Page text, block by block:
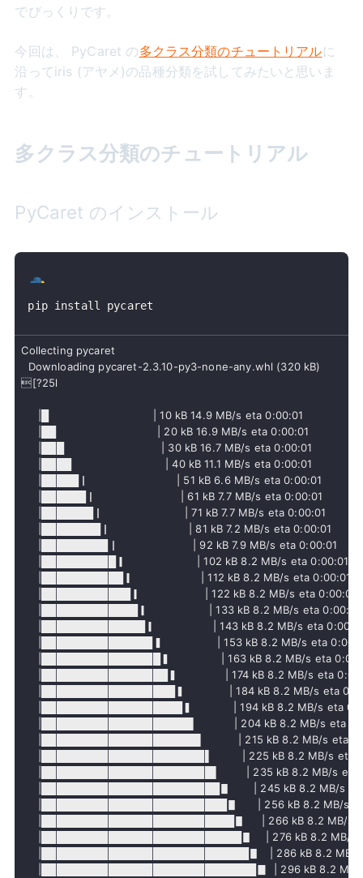
でびっくりです。
今回は、 PyCaret の多クラス分類のチュートリアルに
沿ってiris (アヤメ)の品種分類を試してみたいと思いま
す。
多クラス分類のチュートリアル
PyCaret のインストール
pip install pycaret
  Downloading pycaret-2.3.10-py3-none-any.whl (320 kB)
[?25l
     |█                               | 10 kB 14.9 MB/s eta 0:00:01
     |██                              | 20 kB 16.9 MB/s eta 0:00:01
     |███                             | 30 kB 16.7 MB/s eta 0:00:01
     |████                            | 40 kB 11.1 MB/s eta 0:00:01
     |█████▏                          | 51 kB 6.6 MB/s eta 0:00:01
     |██████▏                         | 61 kB 7.7 MB/s eta 0:00:01
     |███████▏                        | 71 kB 7.7 MB/s eta 0:00:01
     |████████▏                       | 81 kB 7.2 MB/s eta 0:00:01
     |█████████▏                      | 92 kB 7.9 MB/s eta 0:00:01
     |██████████▎                     | 102 kB 8.2 MB/s eta 0:00:01
     |███████████▎                    | 112 kB 8.2 MB/s eta 0:00:01
     |████████████▎                   | 122 kB 8.2 MB/s eta 0:00:01
     |█████████████▎                  | 133 kB 8.2 MB/s eta 0:00:01
|██████████████▎                 | 143 kB 8.2 MB/s eta
|███████████████▍                | 153 kB 8.2 MB/s eta
|████████████████▍               | 163 kB 8.2 MB/s eta
|█████████████████▍              | 174 kB 8.2 MB/s eta
|██████████████████▍             | 184 kB 8.2 MB/s eta
|███████████████████▍            | 194 kB 8.2 MB/s eta
|████████████████████▌           | 204 kB 8.2 MB/s eta
|█████████████████████▌          | 215 kB 8.2 MB/s eta
|██████████████████████▌         | 225 kB 8.2 MB/s eta
|███████████████████████▌        | 235 kB 8.2 MB/s eta
|████████████████████████▋       | 245 kB 8.2 MB/s
|█████████████████████████▋      | 256 kB 8.2 MB/s
|██████████████████████████▋     | 266 kB 8.2 MB/s
|███████████████████████████▋    | 276 kB 8.2 MB/s
|████████████████████████████▋   | 286 kB 8.2 MB/s
|█████████████████████████████▊  | 296 kB 8.2 MB/s